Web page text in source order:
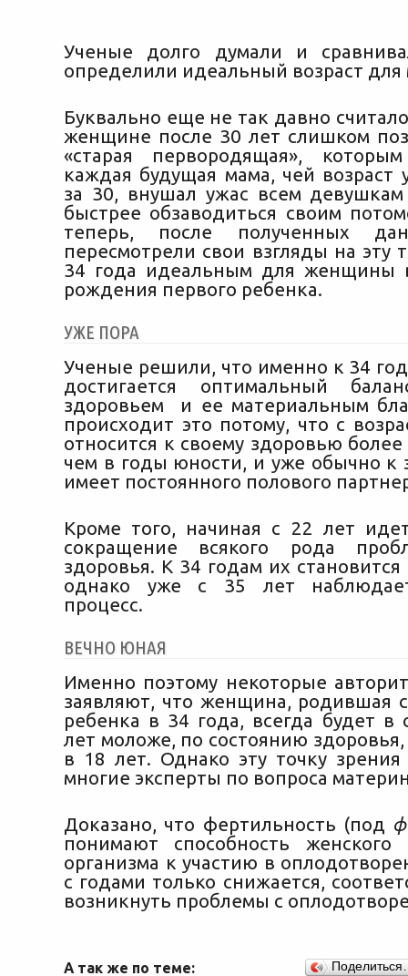
Ученые долго думали и
определили идеальный возраст для
Буквально еще не так давно
женщине после 30 лет слишком
«старая первородящая»,
каждая будущая мама, чей возраст
за 30, внушал ужас всем
быстрее обзаводиться своим
теперь, после полученных
пересмотрели свои взгляды на эту
34 года идеальным для женщины
рождения первого ребенка.
УЖЕ ПОРА
Ученые решили, что именно к 34
достигается оптимальный
здоровьем и ее материальным
происходит это потому, что с
относится к своему здоровью более
чем в годы юности, и уже обычно к
имеет постоянного полового
Кроме того, начиная с 22 лет
сокращение всякого рода
здоровья. К 34 годам их
однако уже с 35 лет
процесс.
ВЕЧНО ЮНАЯ
Именно поэтому некоторые
заявляют, что женщина, родившая
ребенка в 34 года, всегда будет в
лет моложе, по состоянию
в 18 лет. Однако эту точку
многие эксперты по вопроса
Доказано, что фертильность (под
понимают способность женского
организма к участию в
с годами только снижается,
возникнуть проблемы с
А так же по теме: